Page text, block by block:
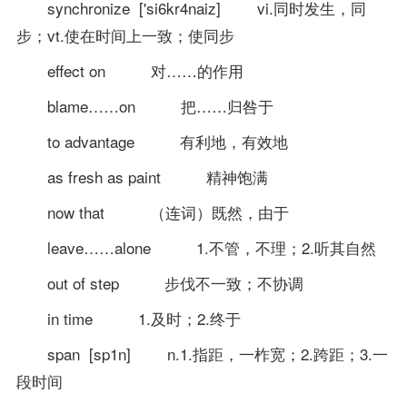
synchronize ['si6kr4naiz] vi.同时发生，同
步；vt.使在时间上一致；使同步
effect on 对……的作用
blame……on 把……归咎于
to advantage 有利地，有效地
as fresh as paint 精神饱满
now that （连词）既然，由于
leave……alone 1.不管，不理；2.听其自然
out of step 步伐不一致；不协调
in time 1.及时；2.终于
span [sp1n] n.1.指距，一柞宽；2.跨距；3.一
段时间